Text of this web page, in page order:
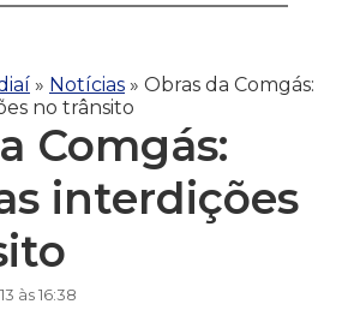
» Notícias » Obras da Comgás:
no trânsito
Comgás:
interdições
às 16:38